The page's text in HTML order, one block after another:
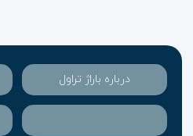
درباره باراژ تراول